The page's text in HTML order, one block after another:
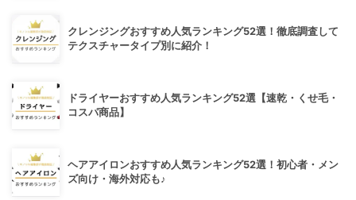
クレンジングおすすめ人気ランキング52選！徹底調査して
テクスチャータイプ別に紹介！
ドライヤーおすすめ人気ランキング52選【速乾・くせ毛・
コスパ商品】
ヘアアイロンおすすめ人気ランキング52選！初心者・メン
ズ向け・海外対応も♪